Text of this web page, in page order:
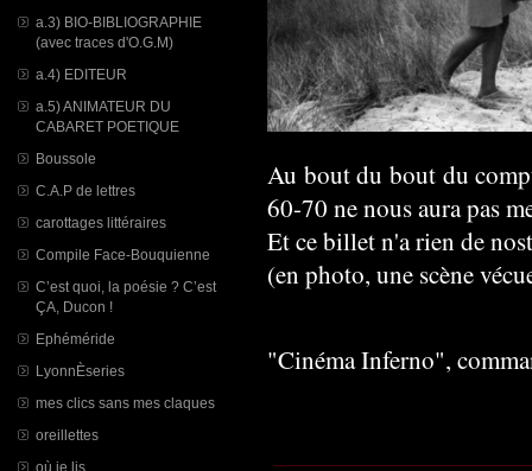
a.3) BIO-BIBLIOGRAPHIE
(avec traces d'O.G.M)
a.4) EDITEUR
a.5) ANIMATEUR DU
CABARET POETIQUE
Boussole
C.A.P de lettres
carottages littéraires
Compile Face-Bouquienne
C’est quoi, la poésie ? C’est
ÇA, Ducon !
Ephéméride
LyonnÈseries
mes clics sans mes claques
oreillettes
où je lis
Au bout du bout du
60-70 ne nous aura pas
Et ce billet n'a rien de
(en photo, une scène
"Cinéma Inferno",